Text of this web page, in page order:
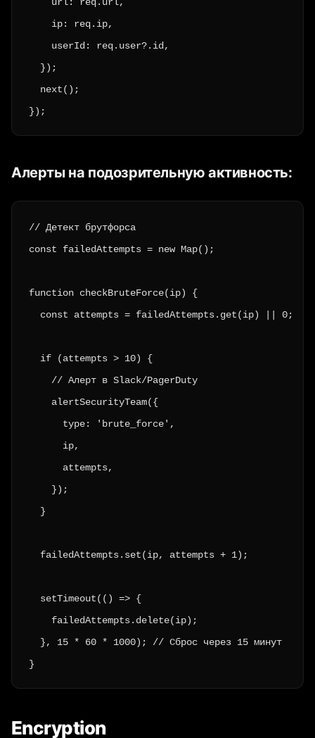
    url: req.url,
    ip: req.ip,
    userId: req.user?.id,
  });
  next();
});
Алерты на подозрительную активность:
// Детект брутфорса
const failedAttempts = new Map();
function checkBruteForce(ip) {
  const attempts = failedAttempts.get(ip) || 0;
  if (attempts > 10) {
    // Алерт в Slack/PagerDuty
    alertSecurityTeam({
      type: 'brute_force',
      ip,
      attempts,
    });
  }
  failedAttempts.set(ip, attempts + 1);
  setTimeout(() => {
    failedAttempts.delete(ip);
  }, 15 * 60 * 1000); // Сброс через 15 минут
}
Encryption